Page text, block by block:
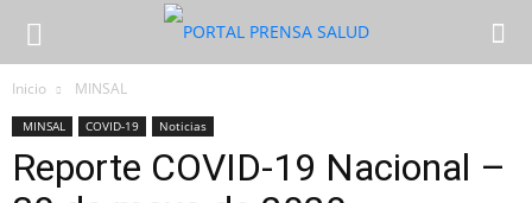
Inicio MINSAL
MINSAL COVID-19 Noticias
Reporte COVID-19 Nacional –